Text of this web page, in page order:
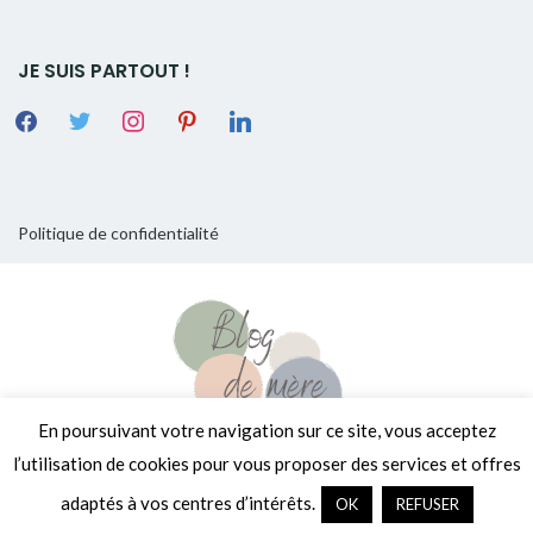
JE SUIS PARTOUT !
Politique de confidentialité
[Encore un] Blog de Mère. Tous droits réservés.
Fièrement propulsé parWordPress. ThèmeEightyDays Litepar
En poursuivant votre navigation sur ce site, vous acceptez
l’utilisation de cookies pour vous proposer des services et offres
adaptés à vos centres d’intérêts.
OK REFUSER